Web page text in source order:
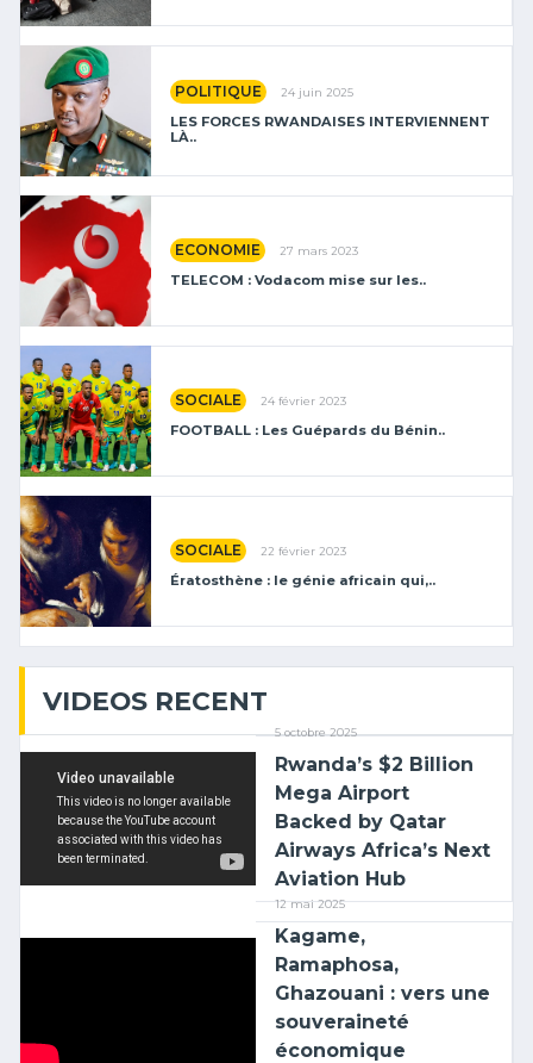
POLITIQUE 24 juin 2025
LES FORCES RWANDAISES INTERVIENNENT
LÀ..
ECONOMIE 27 mars 2023
TELECOM : Vodacom mise sur les..
SOCIALE 24 février 2023
FOOTBALL : Les Guépards du Bénin..
SOCIALE 22 février 2023
Ératosthène : le génie africain qui,..
VIDEOS RECENT
5 octobre 2025
Rwanda’s $2 Billion
Mega Airport
Backed by Qatar
Airways Africa’s Next
Aviation Hub
12 mai 2025
Kagame,
Ramaphosa,
Ghazouani : vers une
souveraineté
économique